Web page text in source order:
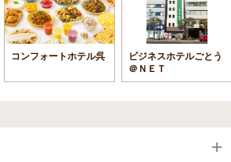
コンフォートホテル呉
ビジネスホテルごとう
＠ＮＥＴ